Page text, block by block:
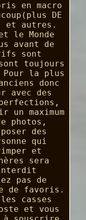
en macro
DE
et autres.
le Monde
avant de
sont
toujours
la plus
donc
avec des
maximum
photos,
des
qui
et
sera
interdit
pas de
de favoris.
les casses
et vous